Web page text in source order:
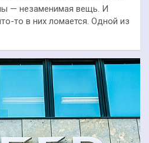
— незаменимая вещь. И
то в них ломается. Одной из